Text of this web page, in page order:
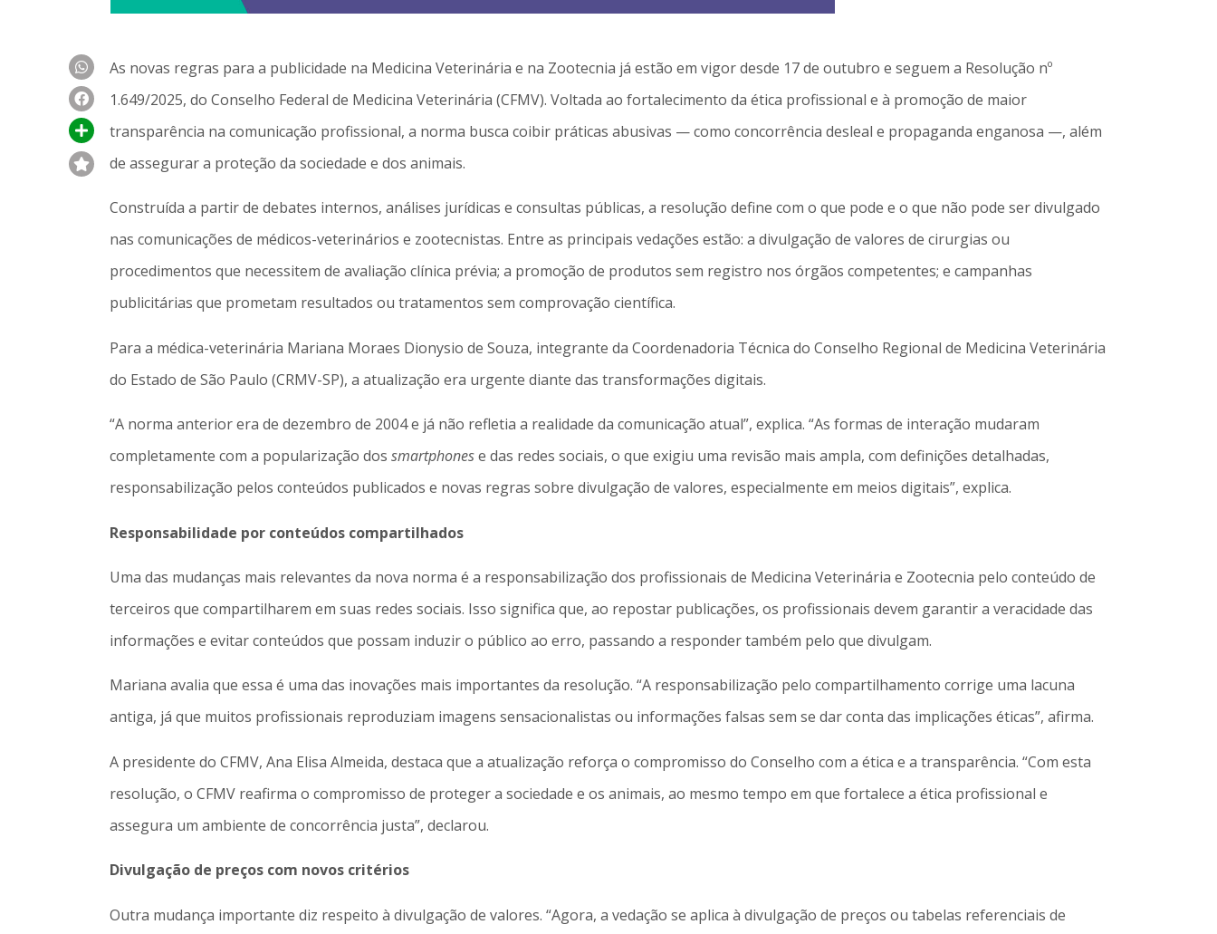
As novas regras para a publicidade na Medicina Veterinária e na Zootecnia já estão em vigor desde 17 de outubro e seguem a Resolução nº
1.649/2025, do Conselho Federal de Medicina Veterinária (CFMV). Voltada ao fortalecimento da ética profissional e à promoção de maior
transparência na comunicação profissional, a norma busca coibir práticas abusivas — como concorrência desleal e propaganda enganosa —, além
de assegurar a proteção da sociedade e dos animais.
Construída a partir de debates internos, análises jurídicas e consultas públicas, a resolução define com o que pode e o que não pode ser divulgado
nas comunicações de médicos-veterinários e zootecnistas. Entre as principais vedações estão: a divulgação de valores de cirurgias ou
procedimentos que necessitem de avaliação clínica prévia; a promoção de produtos sem registro nos órgãos competentes; e campanhas
publicitárias que prometam resultados ou tratamentos sem comprovação científica.
Para a médica-veterinária Mariana Moraes Dionysio de Souza, integrante da Coordenadoria Técnica do Conselho Regional de Medicina Veterinária
do Estado de São Paulo (CRMV-SP), a atualização era urgente diante das transformações digitais.
“A norma anterior era de dezembro de 2004 e já não refletia a realidade da comunicação atual”, explica. “As formas de interação mudaram
completamente com a popularização dos smartphonese das redes sociais, o que exigiu uma revisão mais ampla, com definições detalhadas,
responsabilização pelos conteúdos publicados e novas regras sobre divulgação de valores, especialmente em meios digitais”, explica.
Responsabilidade por conteúdos compartilhados
Uma das mudanças mais relevantes da nova norma é a responsabilização dos profissionais de Medicina Veterinária e Zootecnia pelo conteúdo de
terceiros que compartilharem em suas redes sociais. Isso significa que, ao repostar publicações, os profissionais devem garantir a veracidade das
informações e evitar conteúdos que possam induzir o público ao erro, passando a responder também pelo que divulgam.
Mariana avalia que essa é uma das inovações mais importantes da resolução. “A responsabilização pelo compartilhamento corrige uma lacuna
antiga, já que muitos profissionais reproduziam imagens sensacionalistas ou informações falsas sem se dar conta das implicações éticas”, afirma.
A presidente do CFMV, Ana Elisa Almeida, destaca que a atualização reforça o compromisso do Conselho com a ética e a transparência. “Com esta
resolução, o CFMV reafirma o compromisso de proteger a sociedade e os animais, ao mesmo tempo em que fortalece a ética profissional e
assegura um ambiente de concorrência justa”, declarou.
Divulgação de preços com novos critérios
Outra mudança importante diz respeito à divulgação de valores. “Agora, a vedação se aplica à divulgação de preços ou tabelas referenciais de